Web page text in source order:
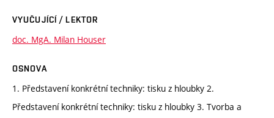
VYUČUJÍCÍ / LEKTOR
doc. MgA. Milan Houser
OSNOVA
1. Představení konkrétní techniky: tisku z hloubky 2.
Představení konkrétní techniky: tisku z hloubky 3. Tvorba a